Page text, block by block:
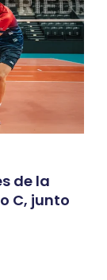
de la
C, junto